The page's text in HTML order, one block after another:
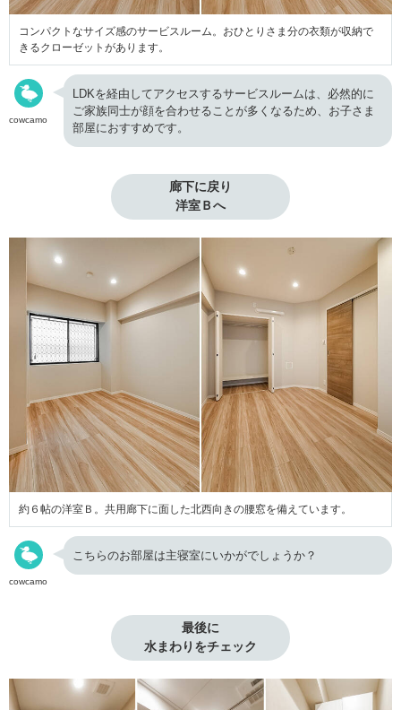
コンパクトなサイズ感のサービスルーム。おひとりさま分の衣類が収納で
きるクローゼットがあります。
cowcamo
LDKを経由してアクセスするサービスルームは、必然的に
ご家族同士が顔を合わせることが多くなるため、お子さま
部屋におすすめです。
廊下に戻り
洋室Ｂへ
約６帖の洋室Ｂ。共用廊下に面した北西向きの腰窓を備えています。
cowcamo
こちらのお部屋は主寝室にいかがでしょうか？
最後に
水まわりをチェック